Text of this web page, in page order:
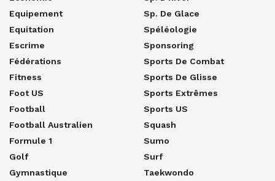
Equipement
Equitation
Escrime
Fédérations
Fitness
Foot US
Football
Football Australien
Formule 1
Golf
Gymnastique
Sp. De Glace
Spéléologie
Sponsoring
Sports De Combat
Sports De Glisse
Sports Extrêmes
Sports US
Squash
Sumo
Surf
Taekwondo